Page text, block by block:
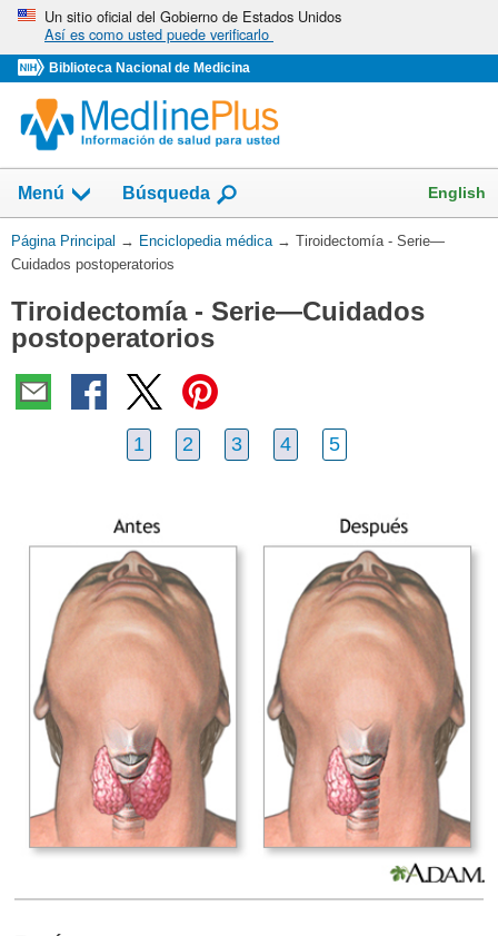
Omita
vaya
al
Contenido
Un sitio oficial del Gobierno de Estados Unidos
Así es como usted puede verificarlo
Biblioteca Nacional de Medicina
Menú Búsqueda English
Usted
está
Página Principal → Enciclopedia médica → Tiroidectomía - Serie—
Cuidados postoperatorios
Tiroidectomía - Serie—Cuidados
postoperatorios
1 2 3 4 5